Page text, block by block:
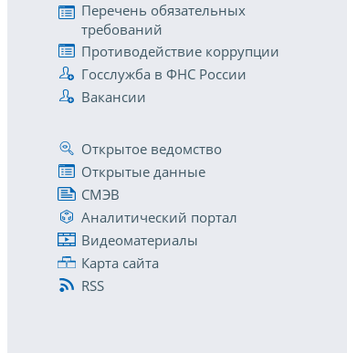
Перечень обязательных
требований
Противодействие коррупции
Госслужба в ФНС России
Вакансии
Открытое ведомство
Открытые данные
СМЭВ
Аналитический портал
Видеоматериалы
Карта сайта
RSS